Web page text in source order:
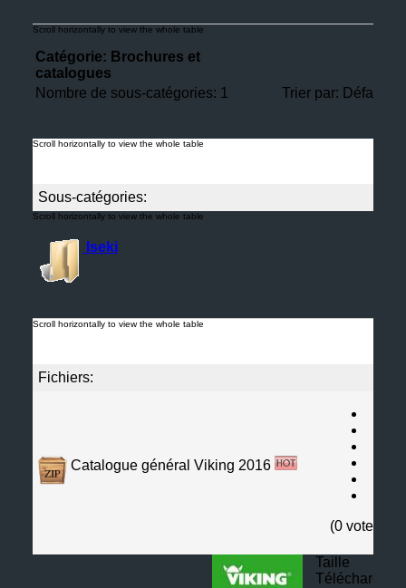
Catégorie: Brochures et
catalogues
Nombre de sous-catégories: 1
Trier par: Défaut |
Sous-catégories:
Iseki
Fichiers:
Catalogue général Viking 2016
(0 votes)
Taille